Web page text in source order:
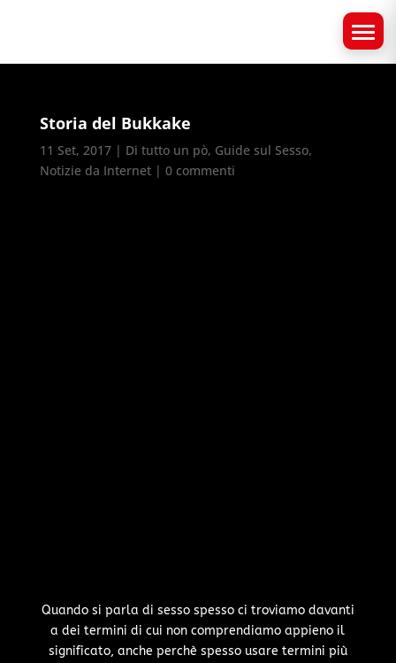
Storia del Bukkake
11 Set, 2017| Di tutto un pò, Guide sul Sesso,
Notizie da Internet| 0 commenti
Quando si parla di sesso spesso ci troviamo davanti
a dei termini di cui non comprendiamo appieno il
significato, anche perchè spesso usare termini più